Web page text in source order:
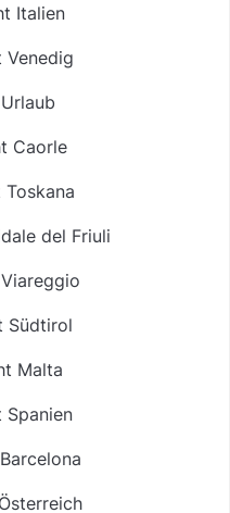
Italien
Venedig
Caorle
Toskana
del Friuli
Südtirol
Malta
Spanien